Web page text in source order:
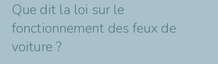
Que dit la loi sur le
fonctionnement des feux de
voiture ?